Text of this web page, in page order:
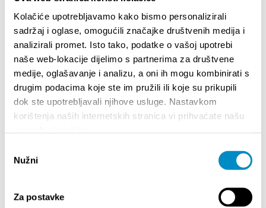
Kolačiće upotrebljavamo kako bismo personalizirali
sadržaj i oglase, omogućili značajke društvenih medija i
analizirali promet. Isto tako, podatke o vašoj upotrebi
naše web-lokacije dijelimo s partnerima za društvene
medije, oglašavanje i analizu, a oni ih mogu kombinirati s
drugim podacima koje ste im pružili ili koje su prikupili
dok ste upotrebljavali njihove usluge. Nastavkom
korištenja naših internetskih stranica vi prihvaćate našu
pristanka
Nužni
Za postavke
Ilićev prolaz
+385 (0)21 348 676
info@ekran.hr
www.ekran.hr